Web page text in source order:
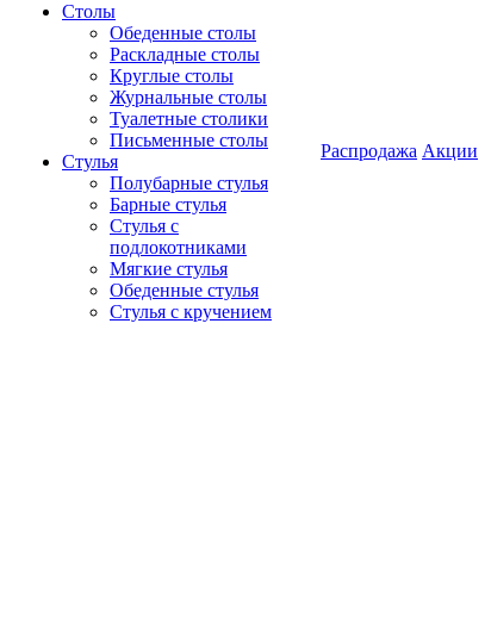
Столы
Обеденные столы
Раскладные столы
Круглые столы
Журнальные столы
Туалетные столики
Письменные столы
Стулья
Полубарные стулья
Барные стулья
Стулья с
подлокотниками
Мягкие стулья
Обеденные стулья
Стулья с кручением
Распродажа Акции